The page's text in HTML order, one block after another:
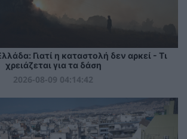
Γιατί η καταστολή δεν αρκεί - Τι
χρειάζεται για τα δάση
2026-08-09 04:14:42